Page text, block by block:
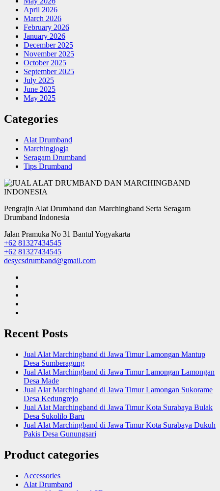
April 2026
March 2026
February 2026
January 2026
December 2025
November 2025
October 2025
September 2025
July 2025
June 2025
May 2025
Categories
Alat Drumband
Marchingjogja
Seragam Drumband
Tips Drumband
Pengrajin Alat Drumband dan Marchingband Serta Seragam
Drumband Indonesia
Jalan Pramuka No 31 Bantul Yogyakarta
+62 81327434545
+62 81327434545
desycsdrumband@gmail.com
Recent Posts
Jual Alat Marchingband di Jawa Timur Lamongan Mantup
Desa Sumberagung
Jual Alat Marchingband di Jawa Timur Lamongan Lamongan
Desa Made
Jual Alat Marchingband di Jawa Timur Lamongan Sukorame
Desa Kedungrejo
Jual Alat Marchingband di Jawa Timur Kota Surabaya Bulak
Desa Sukolilo Baru
Jual Alat Marchingband di Jawa Timur Kota Surabaya Dukuh
Pakis Desa Gunungsari
Product categories
Accessories
Alat Drumband